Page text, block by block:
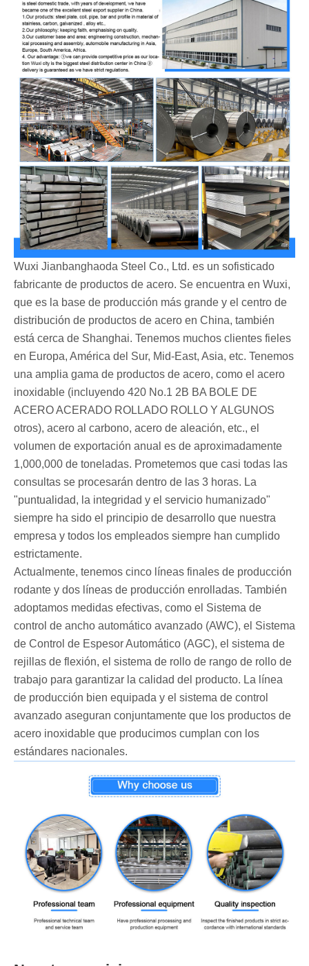
Wuxi Jianbanghaoda Steel Co., Ltd. es un sofisticado
fabricante de productos de acero. Se encuentra en Wuxi,
que es la base de producción más grande y el centro de
distribución de productos de acero en China, también
está cerca de Shanghai. Tenemos muchos clientes fieles
en Europa, América del Sur, Mid-East, Asia, etc. Tenemos
una amplia gama de productos de acero, como el acero
inoxidable (incluyendo 420 No.1 2B BA BOLE DE
ACERO ACERADO ROLLADO ROLLO Y ALGUNOS
otros), acero al carbono, acero de aleación, etc., el
volumen de exportación anual es de aproximadamente
1,000,000 de toneladas. Prometemos que casi todas las
consultas se procesarán dentro de las 3 horas. La
"puntualidad, la integridad y el servicio humanizado"
siempre ha sido el principio de desarrollo que nuestra
empresa y todos los empleados siempre han cumplido
estrictamente.
Actualmente, tenemos cinco líneas finales de producción
rodante y dos líneas de producción enrolladas. También
adoptamos medidas efectivas, como el Sistema de
control de ancho automático avanzado (AWC), el Sistema
de Control de Espesor Automático (AGC), el sistema de
rejillas de flexión, el sistema de rollo de rango de rollo de
trabajo para garantizar la calidad del producto. La línea
de producción bien equipada y el sistema de control
avanzado aseguran conjuntamente que los productos de
acero inoxidable que producimos cumplan con los
estándares nacionales.